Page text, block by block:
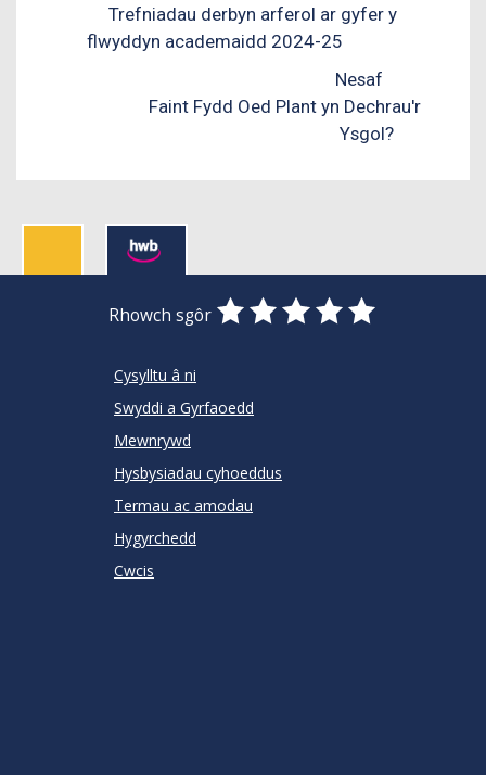
Trefniadau derbyn arferol ar gyfer y
flwyddyn academaidd 2024-25
Nesaf
Faint Fydd Oed Plant yn Dechrau'r
Ysgol?
Rhowch sgôr
0
Stars
1
Star
2
Stars
3
Stars
4
Stars
5
Stars
Cysylltu â ni
Swyddi a Gyrfaoedd
Mewnrywd
Hysbysiadau cyhoeddus
Termau ac amodau
Hygyrchedd
Cwcis